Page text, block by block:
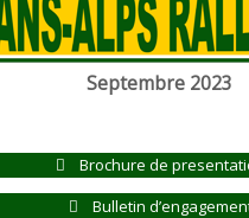
Septembre 2023
Brochure de
Bulletin